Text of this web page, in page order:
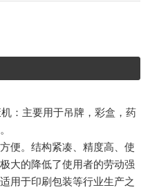
：主要用于吊牌，彩盒，药
便。结构紧凑、精度高、使
大的降低了使用者的劳动强
用于印刷包装等行业生产之